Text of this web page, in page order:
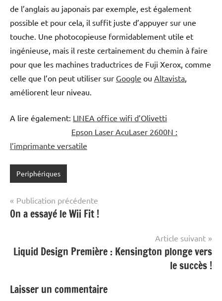
de l’anglais au japonais par exemple, est également
possible et pour cela, il suffit juste d’appuyer sur une
touche. Une photocopieuse formidablement utile et
ingénieuse, mais il reste certainement du chemin à faire
pour que les machines traductrices de Fuji Xerox, comme
celle que l’on peut utiliser sur Google ou Altavista
améliorent leur niveau.
A lire également: LINEA office wifi d’Olivetti
Epson Laser AcuLaser 2600N :
l’imprimante versatile
Periphériques
Navigation
de
Publication précédente
On a essayé le Wii Fit !
Article suivant
Liquid Design Première : Kensington plonge vers
le succès !
Laisser un commentaire